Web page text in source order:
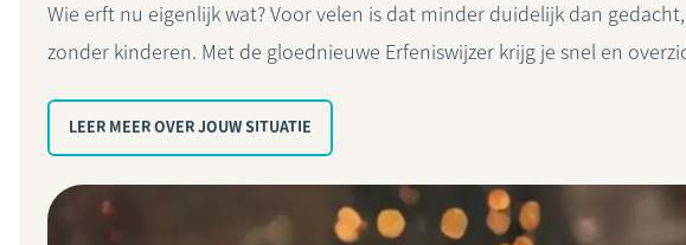
Wie erft nu eigenlijk wat? Voor velen is dat minder duidelijk dan
zonder kinderen. Met de gloednieuwe Erfeniswijzer krijg je snel en
LEER MEER OVER JOUW SITUATIE